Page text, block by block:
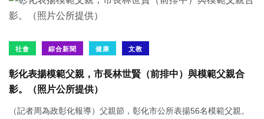
社會 綜合新聞 健康 文教
彰化表揚模範父親，市長林世賢（前排中）與模範父親合
影。（照片公所提供）
（記者周為政彰化報導）父親節，彰化市公所表揚56名模範父親。